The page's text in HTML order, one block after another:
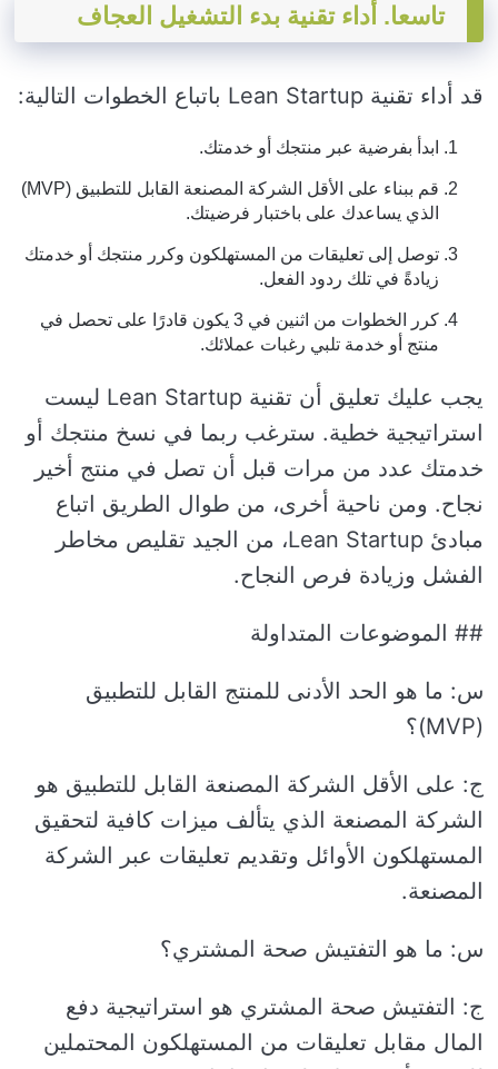
تاسعا. أداء تقنية بدء التشغيل العجاف
قد أداء تقنية Lean Startup باتباع الخطوات التالية:
ابدأ بفرضية عبر منتجك أو خدمتك.
قم ببناء على الأقل الشركة المصنعة القابل للتطبيق (MVP)
الذي يساعدك على باختبار فرضيتك.
توصل إلى تعليقات من المستهلكون وكرر منتجك أو خدمتك
زيادةً في تلك ردود الفعل.
كرر الخطوات من اثنين في 3 يكون قادرًا على تحصل في
منتج أو خدمة تلبي رغبات عملائك.
يجب عليك تعليق أن تقنية Lean Startup ليست
استراتيجية خطية. سترغب ربما في نسخ منتجك أو
خدمتك عدد من مرات قبل أن تصل في منتج أخير
نجاح. ومن ناحية أخرى، من طوال الطريق اتباع
مبادئ Lean Startup، من الجيد تقليص مخاطر
الفشل وزيادة فرص النجاح.
## الموضوعات المتداولة
س: ما هو الحد الأدنى للمنتج القابل للتطبيق
(MVP)؟
ج: على الأقل الشركة المصنعة القابل للتطبيق هو
الشركة المصنعة الذي يتألف ميزات كافية لتحقيق
المستهلكون الأوائل وتقديم تعليقات عبر الشركة
المصنعة.
س: ما هو التفتيش صحة المشتري؟
ج: التفتيش صحة المشتري هو استراتيجية دفع
المال مقابل تعليقات من المستهلكون المحتملين